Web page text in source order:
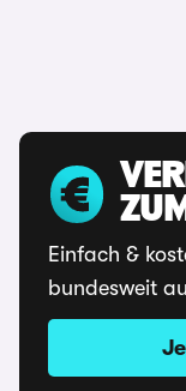
Einfach &
bundesweit